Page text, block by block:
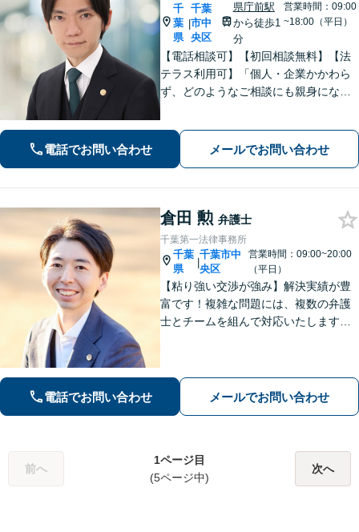
千
葉
県
|
千葉
市中
央区
県庁前駅
から徒歩1
分
営業時間：09:00
~18:00（平日）
【電話相談可】【初回相談無料】【法
テラス利用可】「個人・企業かかわら
ず、どのようなご相談にも親身になっ
幅広くサポート。【夜間・休日面談
可】【完全個室】【本千葉駅徒歩３
電話でお問い合わせ メールでお問い合わせ
倉田 勲 弁護士
千葉第一法律事務所
千葉
県
|
千葉市中
央区
営業時間：09:00~20:00
（平日）
【粘り強い交渉が強み】解決実績が豊
富です！複雑な問題には、複数の弁護
士とチームを組んで対応いたします。
電話でお問い合わせ メールでお問い合わせ
前へ
1ページ目
(5ページ中)
次へ